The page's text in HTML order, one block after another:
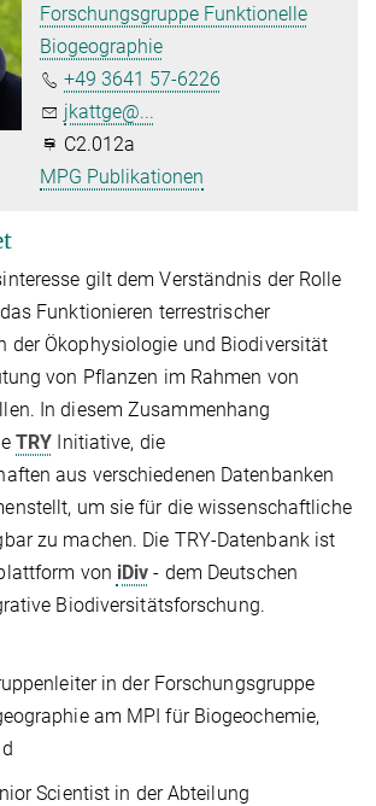
Forschungsgruppe Funktionelle
Biogeographie
+49 3641 57-6226
jkattge@...
C2.012a
MPG Publikationen
gilt dem Verständnis der Rolle
Funktionieren terrestrischer
der Ökophysiologie und Biodiversität
von Pflanzen im Rahmen von
In diesem Zusammenhang
TRY Initiative, die
aus verschiedenen Datenbanken
um sie für die wissenschaftliche
zu machen. Die TRY-Datenbank ist
von iDiv - dem Deutschen
Biodiversitätsforschung.
in der Forschungsgruppe
am MPI für Biogeochemie,
Scientist in der Abteilung